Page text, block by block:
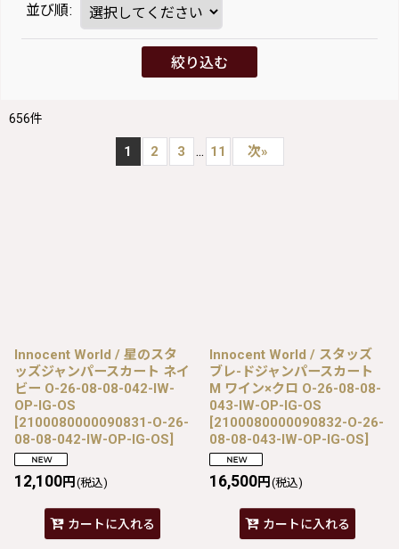
並び順:
絞り込む
656件
1 2 3 ... 11 次»
Innocent World / 星のスタ
ッズジャンパースカート ネイ
ビー O-26-08-08-042-IW-
OP-IG-OS
[2100080000090831-O-26-
08-08-042-IW-OP-IG-OS]
12,100円 (税込)
カートに入れる
Innocent World / スタッズ
ブレ-ドジャンパースカート
M ワイン×クロ O-26-08-08-
043-IW-OP-IG-OS
[2100080000090832-O-26-
08-08-043-IW-OP-IG-OS]
16,500円 (税込)
カートに入れる